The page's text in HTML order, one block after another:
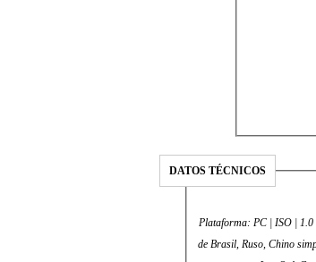
DATOS TÉCNICOS
Plataforma: PC | ISO |
de Brasil, Ruso, Chino